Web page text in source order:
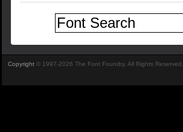
Copyright © 1997-2026 The Font Foundry. All Rights Reserved.